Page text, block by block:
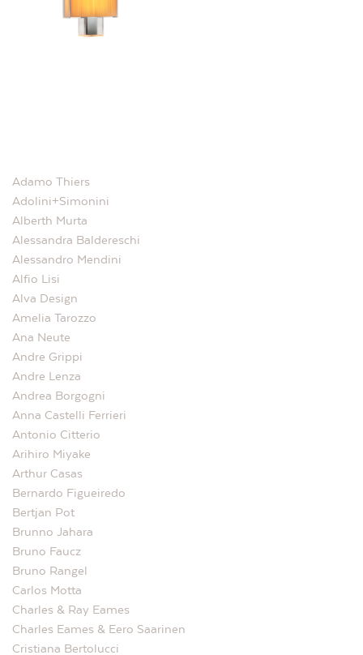
Adamo Thiers
Adolini+Simonini
Alberth Murta
Alessandra Baldereschi
Alessandro Mendini
Alfio Lisi
Alva Design
Amelia Tarozzo
Ana Neute
Andre Grippi
Andre Lenza
Andrea Borgogni
Anna Castelli Ferrieri
Antonio Citterio
Arihiro Miyake
Arthur Casas
Bernardo Figueiredo
Bertjan Pot
Brunno Jahara
Bruno Faucz
Bruno Rangel
Carlos Motta
Charles & Ray Eames
Charles Eames & Eero Saarinen
Cristiana Bertolucci